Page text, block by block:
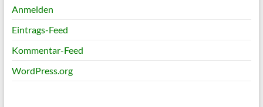
Anmelden
Eintrags-Feed
Kommentar-Feed
WordPress.org